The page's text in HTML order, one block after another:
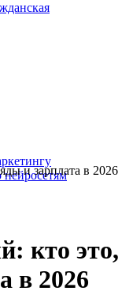
и зарплата в 2026
кто это,
в 2026